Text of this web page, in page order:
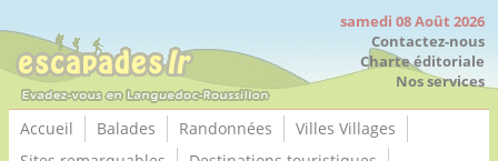
samedi 08 Août 2026
Contactez-nous
Charte éditoriale
Nos services
Accueil Balades Randonnées
Villes Villages